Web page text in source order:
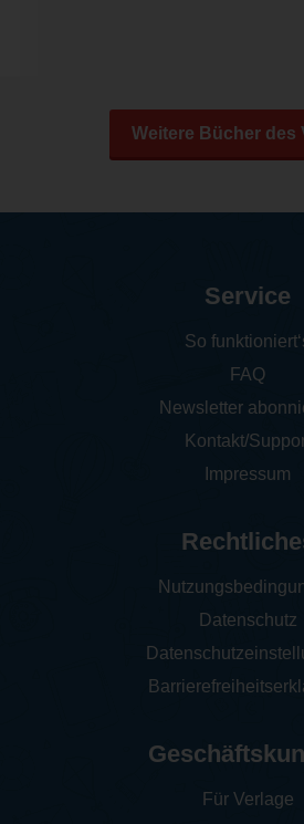
Weitere Bücher des
Service
So
FAQ
Newsletter
Kontakt/
Impressum
Datenschutz
Für Verlage